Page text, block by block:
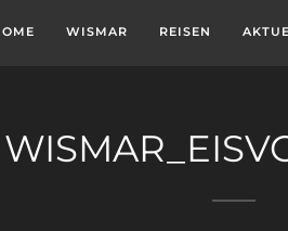
WISMAR REISEN